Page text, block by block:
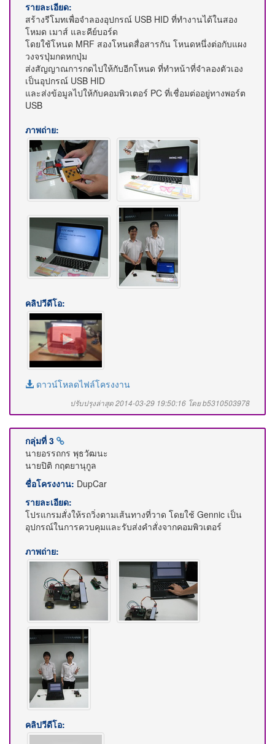
รายละเอียด:
สร้างรีโมทเพื่อจำลองอุปกรณ์ USB HID ที่ทำงานได้ในสอง
โหมด เมาส์ และคีย์บอร์ด
โดยใช้โหนด MRF สองโหนดสื่อสารกัน โหนดหนึ่งต่อกับแผง
วงจรปุ่มกดหกปุ่ม
ส่งสัญญาณการกดไปให้กับอีกโหนด ที่ทำหน้าที่จำลองตัวเอง
เป็นอุปกรณ์ USB HID
และส่งข้อมูลไปให้กับคอมพิวเตอร์ PC ที่เชื่อมต่ออยู่ทางพอร์ต
USB
ภาพถ่าย:
คลิปวีดีโอ:
ดาวน์โหลดไฟล์โครงงาน
ปรับปรุงล่าสุด 2014-03-29 19:50:16 โดย b5310503978
กลุ่มที่ 3
นายอรรถกร พุธวัฒนะ
นายปิติ กฤตยานุกูล
ชื่อโครงงาน: DupCar
รายละเอียด:
โปรแกรมสั่งให้รถวิ่งตามเส้นทางที่วาด โดยใช้ Gennic เป็น
อุปกรณ์ในการควบคุมและรับส่งคำสั่งจากคอมพิวเตอร์
ภาพถ่าย:
คลิปวีดีโอ: